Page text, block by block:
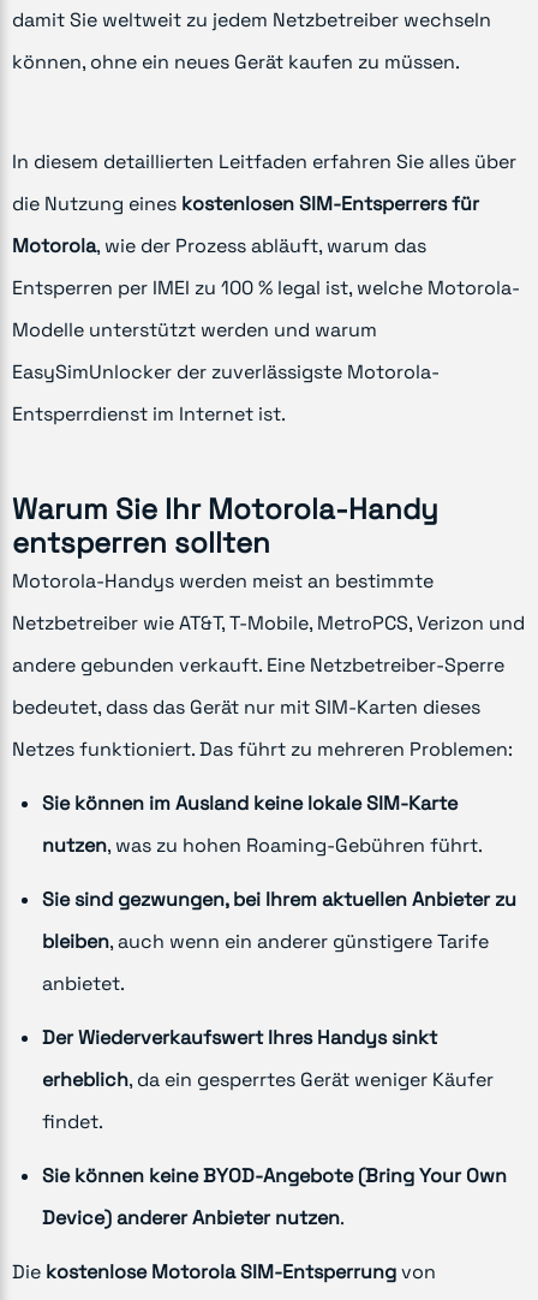
damit Sie weltweit zu jedem Netzbetreiber wechseln
können, ohne ein neues Gerät kaufen zu müssen.
In diesem detaillierten Leitfaden erfahren Sie alles über
die Nutzung eines kostenlosen SIM-Entsperrers für
Motorola, wie der Prozess abläuft, warum das
Entsperren per IMEI zu 100 % legal ist, welche Motorola-
Modelle unterstützt werden und warum
EasySimUnlocker der zuverlässigste Motorola-
Entsperrdienst im Internet ist.
Warum Sie Ihr Motorola-Handy
entsperren sollten
Motorola-Handys werden meist an bestimmte
Netzbetreiber wie AT&T, T-Mobile, MetroPCS, Verizon und
andere gebunden verkauft. Eine Netzbetreiber-Sperre
bedeutet, dass das Gerät nur mit SIM-Karten dieses
Netzes funktioniert. Das führt zu mehreren Problemen:
Sie können im Ausland keine lokale SIM-Karte
nutzen, was zu hohen Roaming-Gebühren führt.
Sie sind gezwungen, bei Ihrem aktuellen Anbieter zu
bleiben, auch wenn ein anderer günstigere Tarife
anbietet.
Der Wiederverkaufswert Ihres Handys sinkt
erheblich, da ein gesperrtes Gerät weniger Käufer
findet.
Sie können keine BYOD-Angebote (Bring Your Own
Device) anderer Anbieter nutzen.
Die kostenlose Motorola SIM-Entsperrungvon